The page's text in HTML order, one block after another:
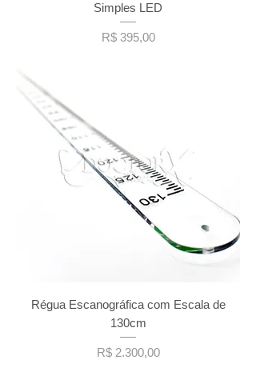
Simples LED
Preço
R$ 395,00
Régua Escanográfica com Escala de
130cm
Preço
R$ 2.300,00